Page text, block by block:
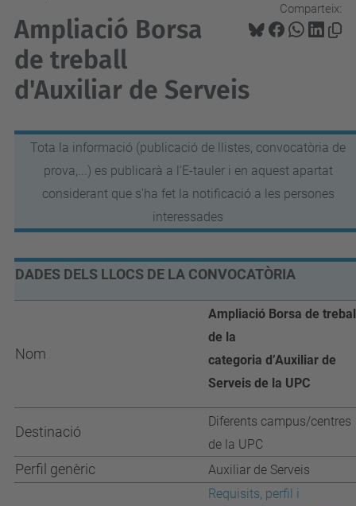
Comparteix:
Ampliació Borsa
de treball
d'Auxiliar de Serveis
Tota la informació (publicació de llistes, convocatòria de
prova,...) es publicarà a l'E-tauler i en aquest apartat
considerant que s'ha fet la notificació a les persones
interessades
DADES DELS LLOCS DE LA CONVOCATÒRIA
Nom
Ampliació Borsa de
de la
categoria d’Auxiliar de
Serveis de la UPC
Destinació
Diferents campus/centres
de la UPC
Perfil genèric Auxiliar de Serveis
Requisits, perfil i